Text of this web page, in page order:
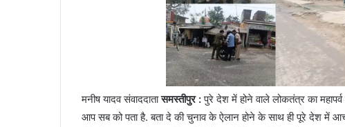
मनीष यादव संवाददातासमस्तीपुर :पुरे देश में होने वाले लोकतंत्र का
आप सब को पता है. बता दे की चुनाव के ऐलान होने के साथ ही पूरे देश में